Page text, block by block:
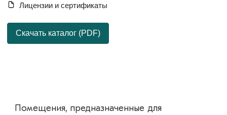
Лицензии и сертификаты
Скачать каталог (PDF)
Помещения, предназначенные для